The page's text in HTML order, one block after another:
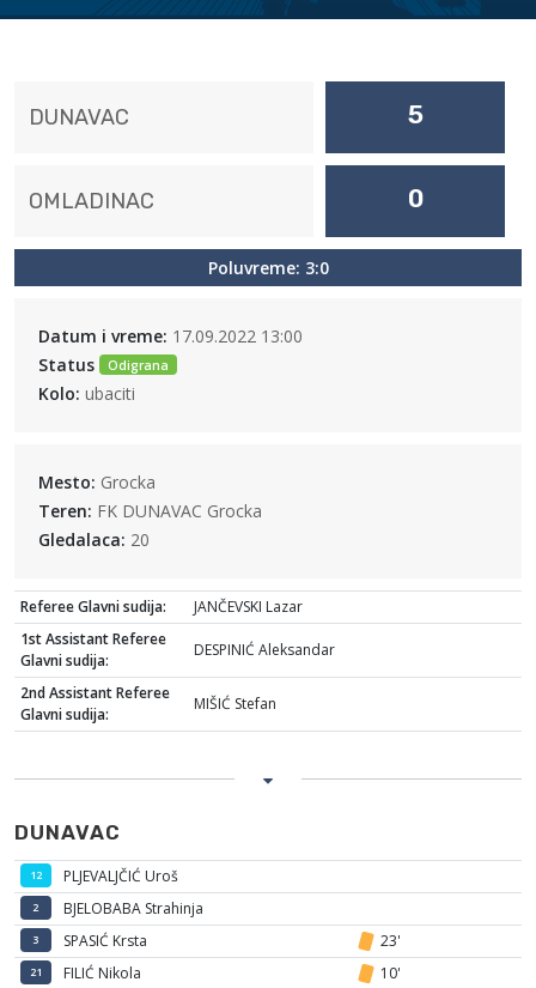
DUNAVAC 5
OMLADINAC 0
Poluvreme: 3:0
Datum i vreme: 17.09.2022 13:00
Status
Odigrana
Kolo: ubaciti
Mesto: Grocka
Teren: FK DUNAVAC Grocka
Gledalaca: 20
Referee Glavni sudija:
JANČEVSKI Lazar
1st Assistant Referee
Glavni sudija:
DESPINIĆ Aleksandar
2nd Assistant Referee
Glavni sudija:
MIŠIĆ Stefan
DUNAVAC
12 PLJEVALJČIĆ Uroš
2 BJELOBABA Strahinja
3 SPASIĆ Krsta 23'
21 FILIĆ Nikola 10'